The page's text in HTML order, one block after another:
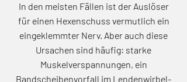
In den meisten Fällen ist der Auslöser
für einen Hexenschuss vermutlich ein
eingeklemmter Nerv. Aber auch diese
Ursachen sind häufig: starke
Muskelverspannungen, ein
Bandscheibenvorfall im Lendenwirbel-